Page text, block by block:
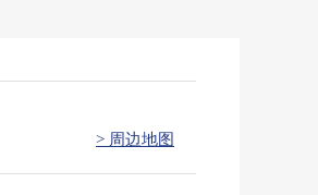
> 周边地图